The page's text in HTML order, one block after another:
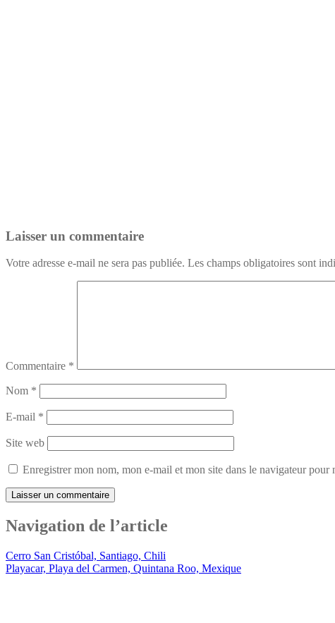
Laisser un commentaire
Votre adresse e-mail ne sera pas publiée. Les champs obligatoires sont
Commentaire *
Nom *
E-mail *
Site web
Enregistrer mon nom, mon e-mail et mon site dans le navigateur pour
Navigation de l’article
Cerro San Cristóbal, Santiago, Chili
Playacar, Playa del Carmen, Quintana Roo, Mexique